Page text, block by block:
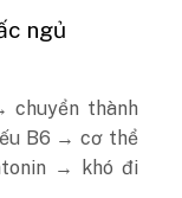
ngủ
chuyển thành
B6 → cơ thể
→ khó đi